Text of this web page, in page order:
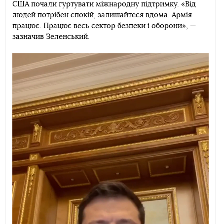
США почали гуртувати міжнародну підтримку. «Від
людей потрібен спокій, залишайтеся вдома. Армія
працює. Працює весь сектор безпеки і оборони», —
зазначив Зеленський.